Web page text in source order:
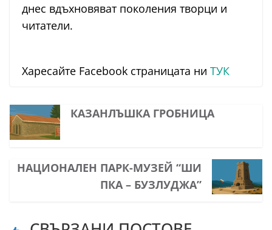
днес вдъхновяват поколения творци и
читатели.
Харесайте Facebook страницата ни ТУК
КАЗАНЛЪШКА ГРОБНИЦА
НАЦИОНАЛЕН ПАРК-МУЗЕЙ “ШИ
ПКА – БУЗЛУДЖА”